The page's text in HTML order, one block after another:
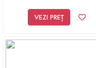
cele mai bune alegeri
ireprosabil.
VEZI PREȚ